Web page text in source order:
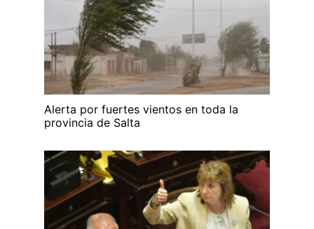
Alerta por fuertes vientos en toda la
provincia de Salta